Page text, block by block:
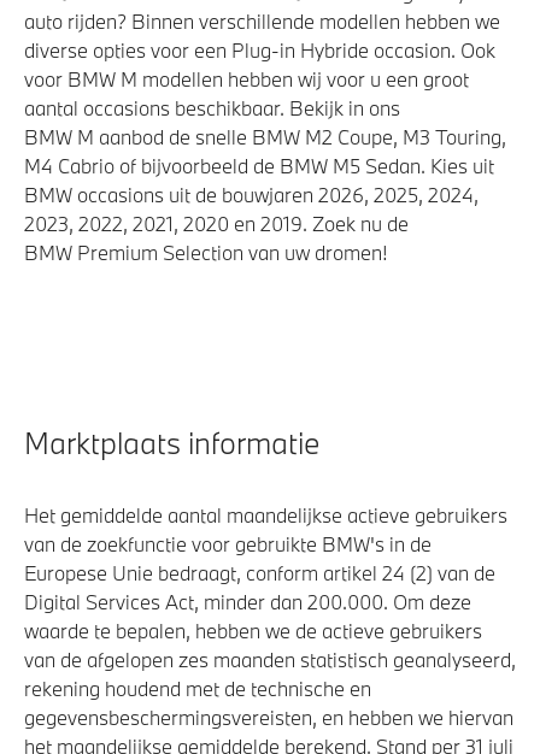
auto rijden? Binnen verschillende modellen hebben we
diverse opties voor een Plug-in Hybride occasion. Ook
voor BMW M modellen hebben wij voor u een groot
aantal occasions beschikbaar. Bekijk in ons
BMW M aanbod de snelle BMW M2 Coupe, M3 Touring,
M4 Cabrio of bijvoorbeeld de BMW M5 Sedan. Kies uit
BMW occasions uit de bouwjaren 2026, 2025, 2024,
2023, 2022, 2021, 2020 en 2019. Zoek nu de
BMW Premium Selection van uw dromen!
Marktplaats informatie
Het gemiddelde aantal maandelijkse actieve gebruikers
van de zoekfunctie voor gebruikte BMW's in de
Europese Unie bedraagt, conform artikel 24 (2) van de
Digital Services Act, minder dan 200.000. Om deze
waarde te bepalen, hebben we de actieve gebruikers
van de afgelopen zes maanden statistisch geanalyseerd,
rekening houdend met de technische en
gegevensbeschermingsvereisten, en hebben we hiervan
het maandelijkse gemiddelde berekend. Stand per 31 juli